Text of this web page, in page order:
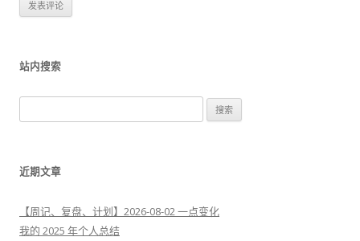
站内搜索
索
近期文章
【周记、复盘、计划】2026-08-02 一点变化
我的 2025 年个人总结